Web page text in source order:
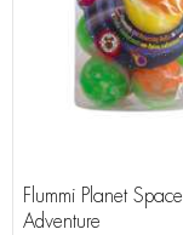
Flummi Planet Space
Adventure